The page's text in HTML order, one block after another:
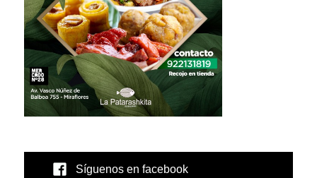
Síguenos en facebook